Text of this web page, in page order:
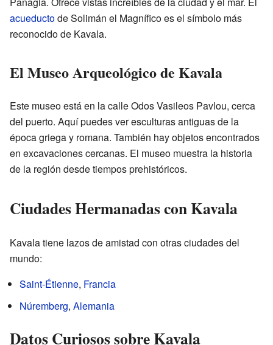
acueductode Solimán el Magnífico es el símbolo más
reconocido de Kavala.
El Museo Arqueológico de Kavala
Este museo está en la calle Odos Vasileos Pavlou, cerca
del puerto. Aquí puedes ver esculturas antiguas de la
época griega y romana. También hay objetos encontrados
en excavaciones cercanas. El museo muestra la historia
de la región desde tiempos prehistóricos.
Ciudades Hermanadas con Kavala
Kavala tiene lazos de amistad con otras ciudades del
mundo:
Saint-Étienne, Francia
Núremberg, Alemania
Datos Curiosos sobre Kavala